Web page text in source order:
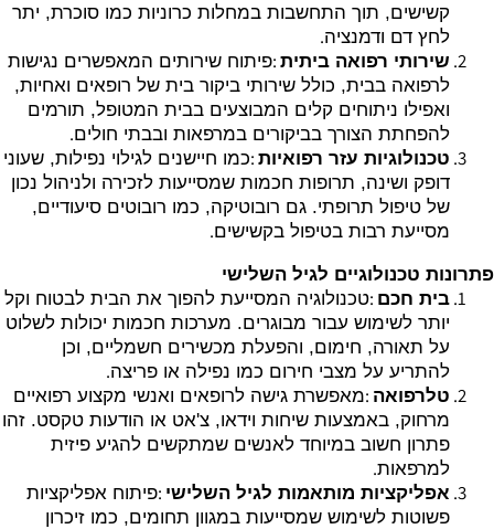
קשישים, תוך התחשבות במחלות כרוניות כמו סוכרת, יתר
לחץ דם ודמנציה.
שירותי רפואה ביתית :פיתוח שירותים המאפשרים נגישות
לרפואה בבית, כולל שירותי ביקור בית של רופאים ואחיות,
ואפילו ניתוחים קלים המבוצעים בבית המטופל, תורמים
להפחתת הצורך בביקורים במרפאות ובבתי חולים.
טכנולוגיות עזר רפואיות :כמו חיישנים לגילוי נפילות, שעוני
דופק ושינה, תרופות חכמות שמסייעות לזכירה ולניהול נכון
של טיפול תרופתי. גם רובוטיקה, כמו רובוטים סיעודיים,
מסייעת רבות בטיפול בקשישים.
פתרונות טכנולוגיים לגיל השלישי
בית חכם :טכנולוגיה המסייעת להפוך את הבית לבטוח וקל
יותר לשימוש עבור מבוגרים. מערכות חכמות יכולות לשלוט
על תאורה, חימום, והפעלת מכשירים חשמליים, וכן
להתריע על מצבי חירום כמו נפילה או פריצה.
טלרפואה :מאפשרת גישה לרופאים ואנשי מקצוע רפואיים
מרחוק, באמצעות שיחות וידאו, צ'אט או הודעות טקסט. זהו
פתרון חשוב במיוחד לאנשים שמתקשים להגיע פיזית
למרפאות.
אפליקציות מותאמות לגיל השלישי :פיתוח אפליקציות
פשוטות לשימוש שמסייעות במגוון תחומים, כמו זיכרון